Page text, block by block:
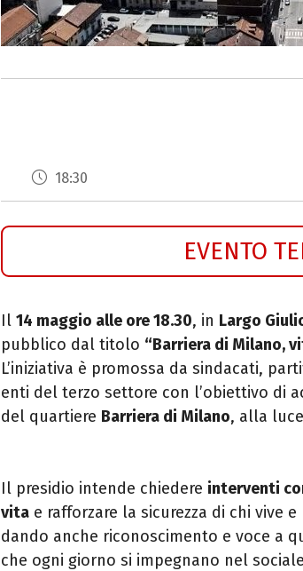
18:30
EVENTO
Il 14 maggio alle ore 18.30, in Largo
pubblico dal titolo “Barriera di Milano,
L’iniziativa è promossa da sindacati,
enti del terzo settore con l’obiettivo di
del quartiere Barriera di Milano, alla
Il presidio intende chiedere interventi
vita e rafforzare la sicurezza di chi vive
dando anche riconoscimento e voce a
che ogni giorno si impegnano nel